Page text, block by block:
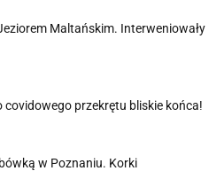
Maltańskim. Interweniowały
przekrętu bliskie końca!
w Poznaniu. Korki